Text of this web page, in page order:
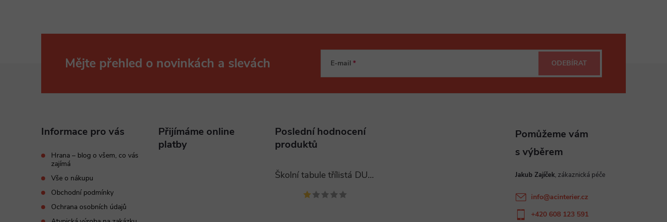
Mějte přehled o novinkách a slevách E-mail ODEBÍRAT
Informace pro vás
Hrana – blog o všem, co vás
zajímá
Vše o nákupu
Obchodní podmínky
Ochrana osobních údajů
Přijímáme online
platby
Poslední hodnocení
produktů
Školní tabule třílistá DUBNO 400x120 cm Jakub Zajíček
info@acinterier.cz
+420 608 123 591